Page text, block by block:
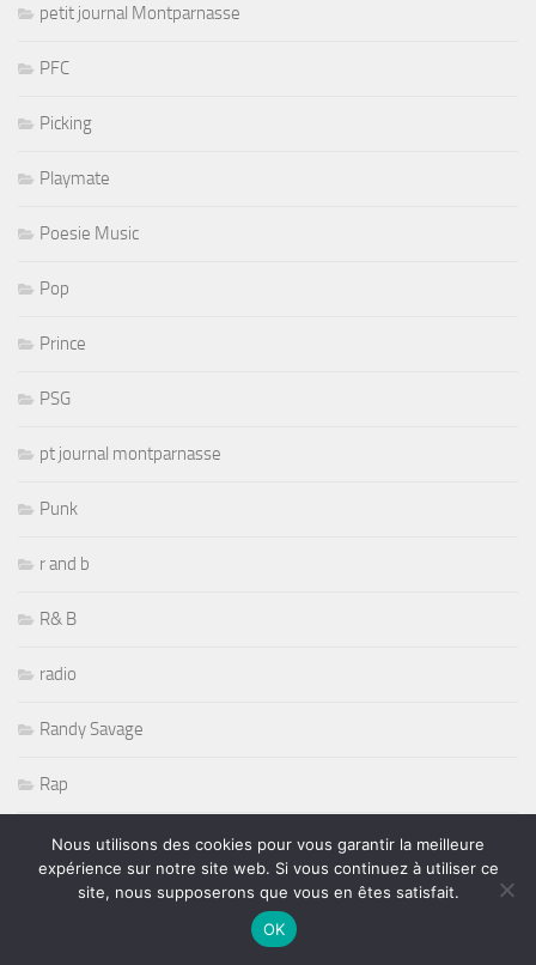
petit journal Montparnasse
PFC
Picking
Playmate
Poesie Music
Pop
Prince
PSG
pt journal montparnasse
Punk
r and b
R& B
radio
Randy Savage
Rap
Récompenses
Reggae
Nous utilisons des cookies pour vous garantir la meilleure
expérience sur notre site web. Si vous continuez à utiliser ce
site, nous supposerons que vous en êtes satisfait.
OK